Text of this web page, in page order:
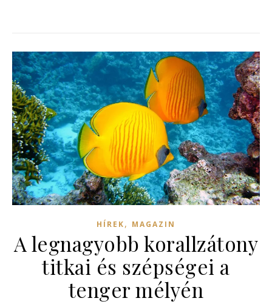
HÍREK, MAGAZIN
A legnagyobb korallzátony
titkai és szépségei a
tenger mélyén